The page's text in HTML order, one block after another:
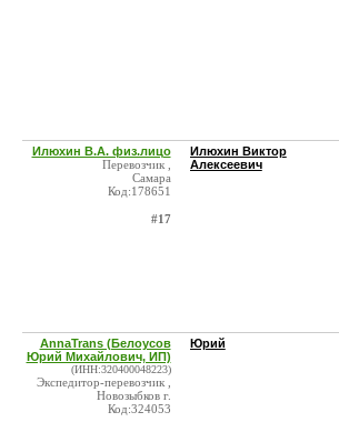
Илюхин В.А. физ.лицо
Перевозчик ,
Самара
Код:178651
#17
Илюхин Виктор
Алексеевич
AnnaTrans (Белоусов
Юрий Михайлович, ИП)
(ИНН:320400048223)
Экспедитор-перевозчик ,
Новозыбков г.
Код:324053
Юрий